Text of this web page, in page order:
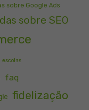
sobre Google Ads
sobre SEO
escolas
faq
fidelização